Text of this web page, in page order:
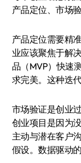
产品定位、市场
产品定位需要精
业应该聚焦于解
品（MVP）快速
求完美。这种迭
市场验证是创业
创业项目是因为
主动与潜在客户
假设。数据驱动